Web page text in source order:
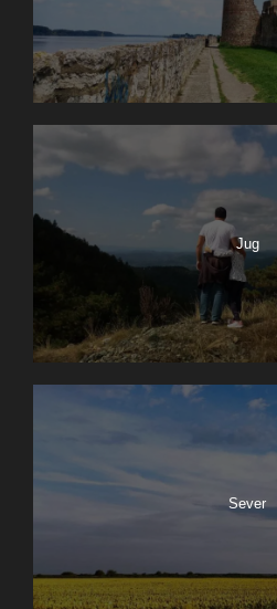
Jug
Sever